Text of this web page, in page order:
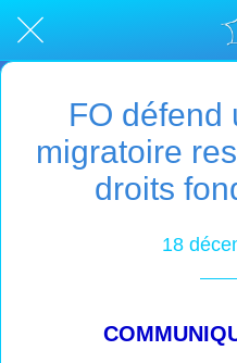
FO défend
migratoire
droits
18